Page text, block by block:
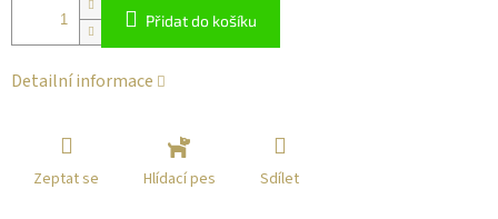
Přidat do košíku
Detailní informace
Zeptat se Hlídací pes Sdílet